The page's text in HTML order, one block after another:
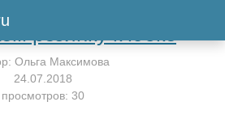
к мастер-классу
резинку к юбке
Ольга Максимова
24.07.2018
просмотров: 30